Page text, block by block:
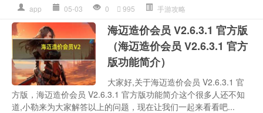
app 05-03 0 995 手游攻略
海迈造价会员 V2.6.3.1 官方版
（海迈造价会员 V2.6.3.1 官方
版功能简介）
大家好,关于海迈造价会员 V2.6.3.1 官
方版，海迈造价会员 V2.6.3.1 官方版功能简介这个很多人还不知
道,小勒来为大家解答以上的问题，现在让我们一起来看看吧...